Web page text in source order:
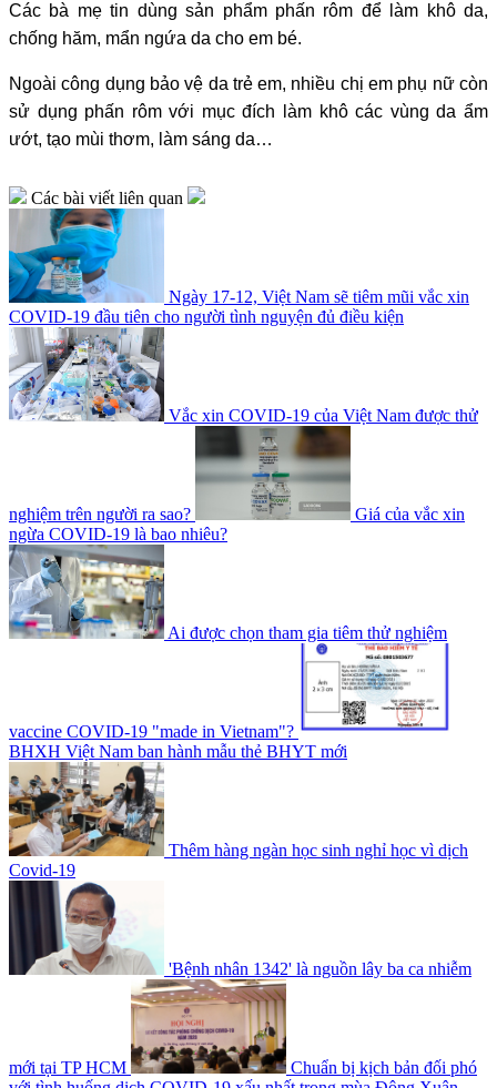
Các bà mẹ tin dùng sản phẩm phấn rôm để làm khô da,
chống hăm, mẩn ngứa da cho em bé.
Ngoài công dụng bảo vệ da trẻ em, nhiều chị em phụ nữ còn
sử dụng phấn rôm với mục đích làm khô các vùng da ẩm
ướt, tạo mùi thơm, làm sáng da…
Các bài viết liên quan
Ngày 17-12, Việt Nam sẽ tiêm mũi vắc xin
COVID-19 đầu tiên cho người tình nguyện đủ điều kiện
Vắc xin COVID-19 của Việt Nam được thử
nghiệm trên người ra sao?
Giá của vắc xin
ngừa COVID-19 là bao nhiêu?
Ai được chọn tham gia tiêm thử nghiệm
vaccine COVID-19 "made in Vietnam"?
BHXH Việt Nam ban hành mẫu thẻ BHYT mới
Thêm hàng ngàn học sinh nghỉ học vì dịch
Covid-19
'Bệnh nhân 1342' là nguồn lây ba ca nhiễm
mới tại TP HCM
Chuẩn bị kịch bản đối phó